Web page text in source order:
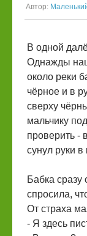
Автор:
В одной
Однажды
около реки
чёрное и в
сверху
мальчику
проверить -
сунул руки
Бабка сразу
спросила,
От страха
- Я здесь